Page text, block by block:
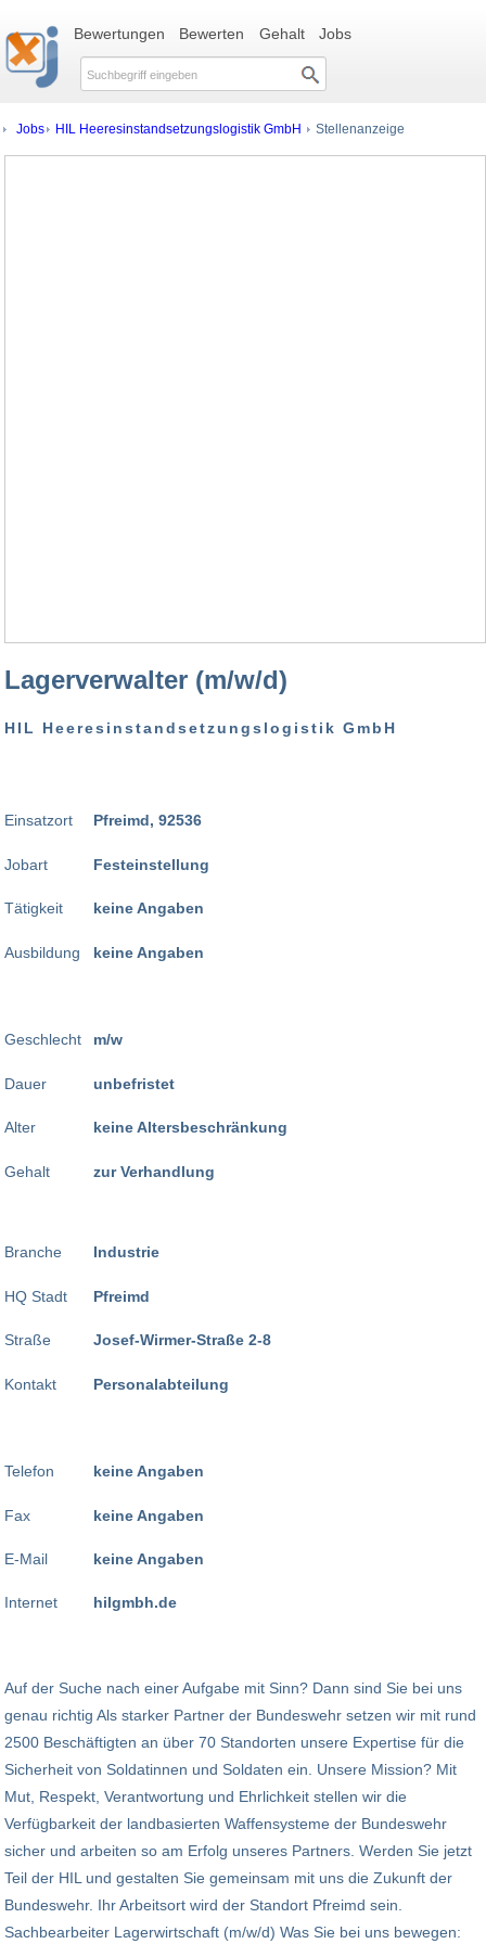
Bewertungen Bewerten Gehalt Jobs
Jobs HIL Heeresinstandsetzungslogistik GmbH Stellenanzeige
Lagerverwalter (m/w/d)
HIL Heeresinstandsetzungslogistik GmbH
Einsatzort
Jobart
Tätigkeit
Ausbildung
Geschlecht
Dauer
Alter
Gehalt
Pfreimd, 92536
Festeinstellung
keine Angaben
keine Angaben
m/w
unbefristet
keine Altersbeschränkung
zur Verhandlung
Branche
HQ Stadt
Straße
Kontakt
Telefon
Fax
E-Mail
Internet
Industrie
Pfreimd
Josef-Wirmer-Straße 2-8
Personalabteilung
keine Angaben
keine Angaben
keine Angaben
hilgmbh.de
Auf der Suche nach einer Aufgabe mit Sinn? Dann sind Sie bei uns
genau richtig Als starker Partner der Bundeswehr setzen wir mit rund
2500 Beschäftigten an über 70 Standorten unsere Expertise für die
Sicherheit von Soldatinnen und Soldaten ein. Unsere Mission? Mit
Mut, Respekt, Verantwortung und Ehrlichkeit stellen wir die
Verfügbarkeit der landbasierten Waffensysteme der Bundeswehr
sicher und arbeiten so am Erfolg unseres Partners. Werden Sie jetzt
Teil der HIL und gestalten Sie gemeinsam mit uns die Zukunft der
Bundeswehr. Ihr Arbeitsort wird der Standort Pfreimd sein.
Sachbearbeiter Lagerwirtschaft (m/w/d) Was Sie bei uns bewegen: